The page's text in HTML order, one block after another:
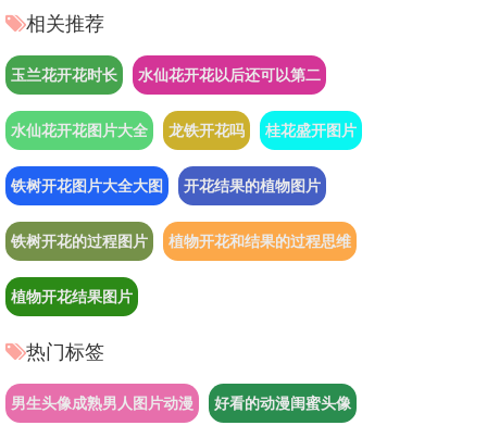
相关推荐
玉兰花开花时长 水仙花开花以后还可以第二
水仙花开花图片大全 龙铁开花吗 桂花盛开图片
铁树开花图片大全大图 开花结果的植物图片
铁树开花的过程图片 植物开花和结果的过程思维
植物开花结果图片
热门标签
男生头像成熟男人图片动漫 好看的动漫闺蜜头像